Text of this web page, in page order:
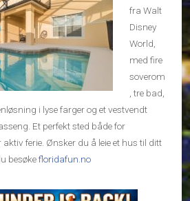
fra Walt
Disney
World,
med fire
soverom
, tre bad,
i lyse farger og et vestvendt
Et perfekt sted både for
ferie. Ønsker du å leie et hus til ditt
besøkefloridafun.no